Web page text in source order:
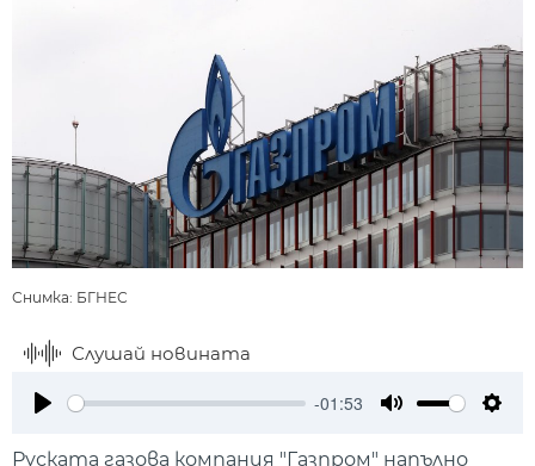
Снимка: БГНЕС
Слушай новината
-01:53
Руската газова компания "Газпром" напълно